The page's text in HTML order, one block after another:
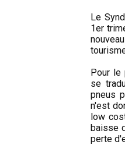
Le
1er
Pour le
se
pneus
n'est
low
baisse
perte